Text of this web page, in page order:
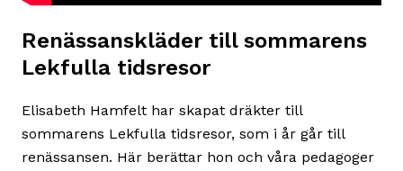
Renässanskläder till sommarens
Lekfulla tidsresor
Elisabeth Hamfelt har skapat dräkter till
sommarens Lekfulla tidsresor, som i år går till
renässansen. Här berättar hon och våra pedagoger